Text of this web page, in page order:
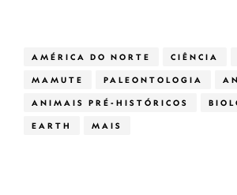
AMÉRICA DO NORTE CIÊNCIA
MAMUTE PALEONTOLOGIA
ANIMAIS PRÉ-HISTÓRICOS
EARTH MAIS